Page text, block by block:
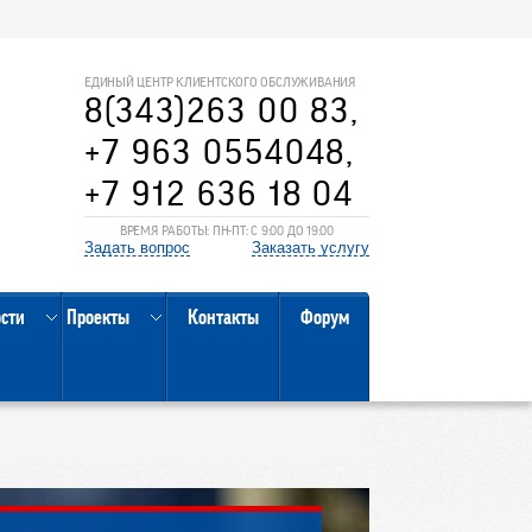
ЕДИНЫЙ ЦЕНТР КЛИЕНТСКОГО ОБСЛУЖИВАНИЯ
8(343)263 00 83,
+7 963 0554048,
+7 912 636 18 04
ВРЕМЯ РАБОТЫ: ПН-ПТ: С 9:00 ДО 19:00
Задать вопрос Заказать услугу
Проекты Контакты Форум